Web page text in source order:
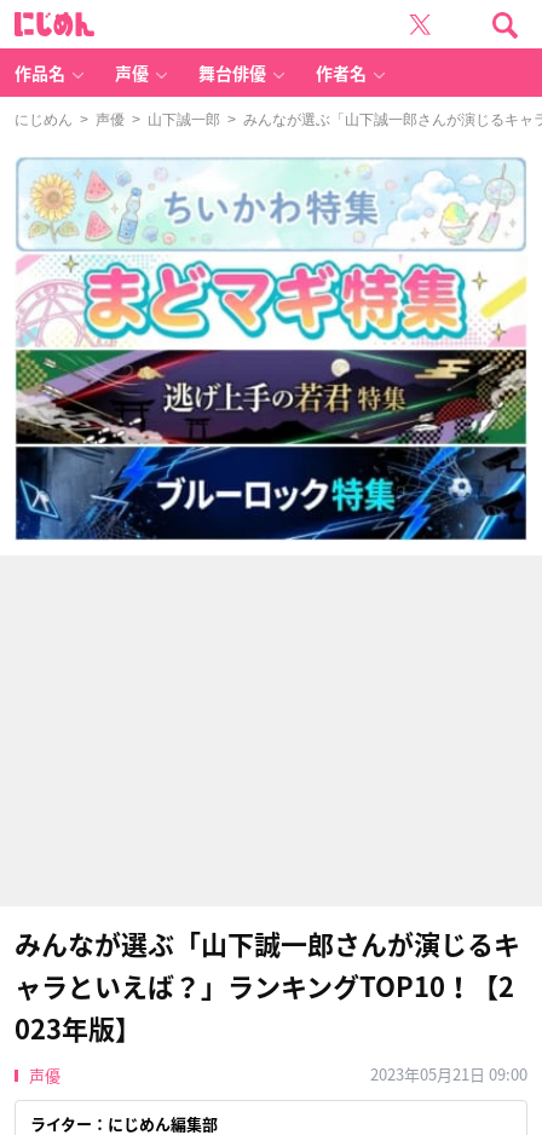
作品名 声優 舞台俳優 作者名
にじめん > 声優 > 山下誠一郎 > みんなが選ぶ「山下誠一郎さんが演じるキ
みんなが選ぶ「山下誠一郎さんが演じるキ
ャラといえば？」ランキングTOP10！【2
023年版】
声優 2023年05月21日 09:00
ライター：にじめん編集部